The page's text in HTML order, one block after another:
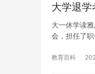
大学退
大一休学读
会，担任了
教育百科